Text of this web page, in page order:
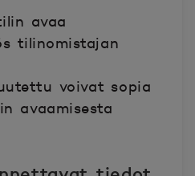
avaa
tilinomistajan
voivat sopia
avaamisesta